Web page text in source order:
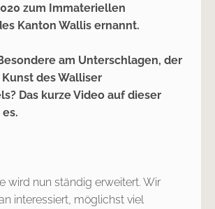
zum Immateriellen
Kanton Wallis ernannt.
am Unterschlagen, der
des Walliser
Das kurze Video auf dieser
wird nun ständig erweitert. Wir
interessiert, möglichst viel